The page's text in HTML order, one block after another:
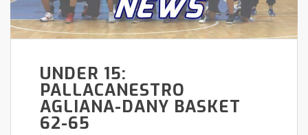
UNDER 15:
PALLACANESTRO
AGLIANA-DANY BASKET
62-65